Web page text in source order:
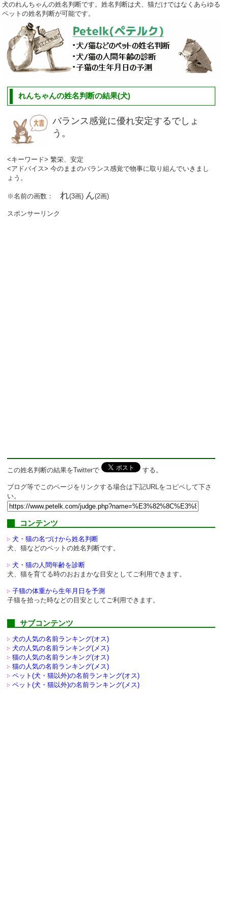
犬のれんちゃんの姓名判断です。姓名判断は犬、猫だけではなくあらゆる
ペットの姓名判断が可能です。
れんちゃんの姓名判断の結果(犬)
バランス感覚に優れ安定するでしょ
う。
<キーワード> 繁栄、安定
<アドバイス> 今のままのバランス感覚で物事に取り組んでいきまし
ょう。
※名前の画数：れ(3画) ん(2画)
スポンサーリンク
この姓名判断の結果をTwitterで する。
ブログ等でこのページをリンクする場合は下記URLをコピペして下さ
い。
コンテンツ
犬・猫の名づけから姓名判断
犬、猫などのペットの姓名判断です。
犬・猫の人間年齢を診断
犬、猫を育てる時のおおまかな目安としてご利用できます。
子猫の体重から生年月日を予測
子猫を拾った時などの目安としてご利用できます。
サブコンテンツ
犬の人気の名前ランキング(オス)
犬の人気の名前ランキング(メス)
猫の人気の名前ランキング(オス)
猫の人気の名前ランキング(メス)
ペット(犬・猫以外)の名前ランキング(オス)
ペット(犬・猫以外)の名前ランキング(メス)